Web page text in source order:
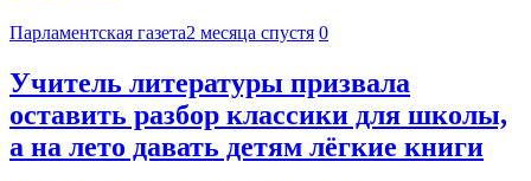
Парламентская газета2 месяца спустя 0
Учитель литературы призвала
оставить разбор классики для школы,
а на лето давать детям лёгкие книги